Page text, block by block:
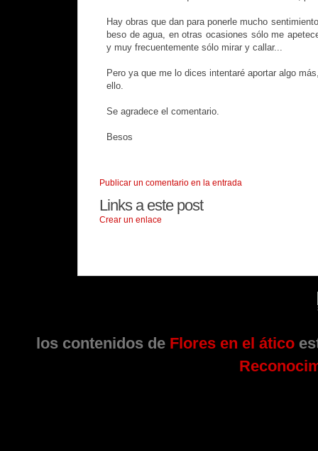
Hay obras que dan para ponerle mucho
beso de agua, en otras ocasiones sólo me
y muy frecuentemente sólo mirar y callar...
Pero ya que me lo dices intentaré aportar algo
ello.
Se agradece el comentario.
Besos
Publicar un comentario en la entrada
Links a este post
Crear un enlace
los contenidos de Flores en el ático